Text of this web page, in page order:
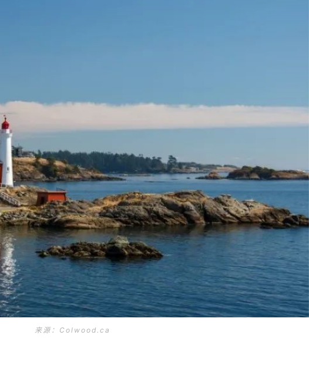
来源：Colwood.ca